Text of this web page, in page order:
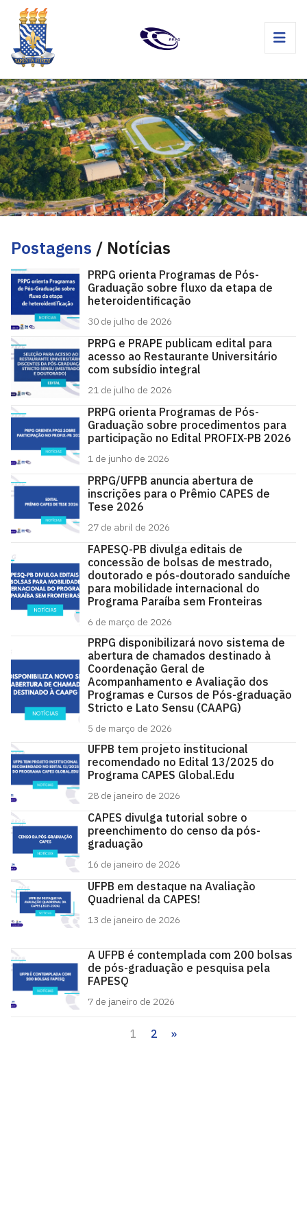
Postagens / Notícias
PRPG orienta Programas de Pós-
Graduação sobre fluxo da etapa de
heteroidentificação
30 de julho de 2026
PRPG e PRAPE publicam edital para
acesso ao Restaurante Universitário
com subsídio integral
21 de julho de 2026
PRPG orienta Programas de Pós-
Graduação sobre procedimentos para
participação no Edital PROFIX-PB 2026
1 de junho de 2026
PRPG/UFPB anuncia abertura de
inscrições para o Prêmio CAPES de
Tese 2026
27 de abril de 2026
FAPESQ-PB divulga editais de
concessão de bolsas de mestrado,
doutorado e pós-doutorado sanduíche
para mobilidade internacional do
Programa Paraíba sem Fronteiras
6 de março de 2026
PRPG disponibilizará novo sistema de
abertura de chamados destinado à
Coordenação Geral de
Acompanhamento e Avaliação dos
Programas e Cursos de Pós-graduação
Stricto e Lato Sensu (CAAPG)
5 de março de 2026
UFPB tem projeto institucional
recomendado no Edital 13/2025 do
Programa CAPES Global.Edu
28 de janeiro de 2026
CAPES divulga tutorial sobre o
preenchimento do censo da pós-
graduação
16 de janeiro de 2026
UFPB em destaque na Avaliação
Quadrienal da CAPES!
13 de janeiro de 2026
A UFPB é contemplada com 200 bolsas
de pós-graduação e pesquisa pela
FAPESQ
7 de janeiro de 2026
Paginação
1 2 »